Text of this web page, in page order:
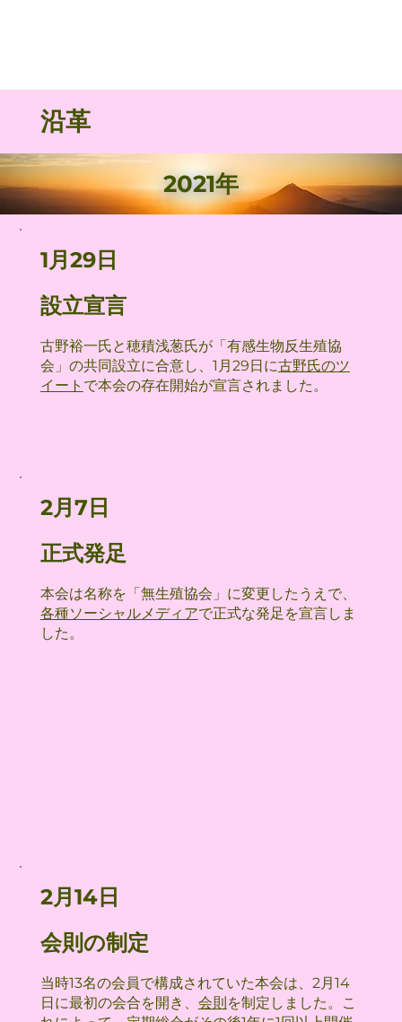
沿革
2021年
1月29日
設立宣言
古野裕一氏と穂積浅葱氏が「有感生物反生殖協
会」の共同設立に合意し、1月29日に古野氏のツ
イート で本会の存在開始が宣言されました。
2月7日
正式発足
本会は名称を「無生殖協会」に変更したうえで、
各種ソーシャルメディアで正式な発足を宣言しま
した。
2月14日
会則の制定
当時13名の会員で構成されていた本会は、2月14
日に最初の会合を開き、 会則 を制定しました。こ